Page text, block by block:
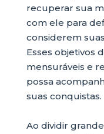
recuperar sua
com ele para
considerem
Esses objetivos
mensuráveis e
possa
suas conquistas.
Ao dividir